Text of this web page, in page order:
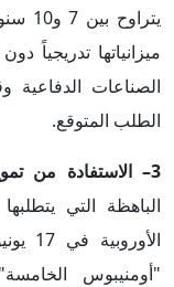
ميزانياتها تدريجياً
الصناعات الدفاعية
الطلب المتوقع.
3– الاستفادة من تمويلات أوروبية مشتركة:
الباهظة التي
"أومنيبوس